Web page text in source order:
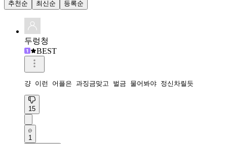
추천순
최신순 등록순
두렁청
BEST
걍 이런 어플은 과징금맞고 벌금 물어봐야 정신차릴듯
15
1